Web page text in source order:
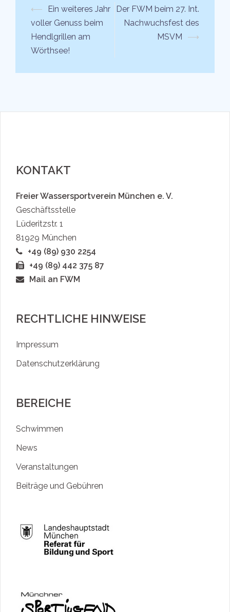
Beitrags-
Navigation
⟵
Ein weiteres Jahr
voller Genuss beim
Hendlgrillen am
Wörthsee!
Der FWM beim 27. Int.
Nachwuchsfest des
MSVM
⟶
KONTAKT
Freier Wassersportverein München e. V.
Geschäftsstelle
Lüderitzstr. 1
81929 München
+49 (89) 930 2254
+49 (89) 442 375 87
Mail an FWM
RECHTLICHE HINWEISE
Impressum
Datenschutzerklärung
BEREICHE
Schwimmen
News
Veranstaltungen
Beiträge und Gebühren